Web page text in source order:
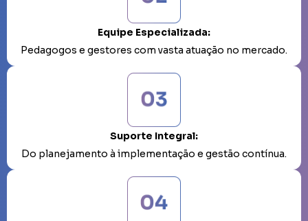
Equipe Especializada:
Pedagogos e gestores com vasta atuação no mercado.
Suporte Integral:
Do planejamento à implementação e gestão contínua.